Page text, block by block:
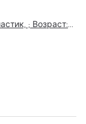
; Возраст: